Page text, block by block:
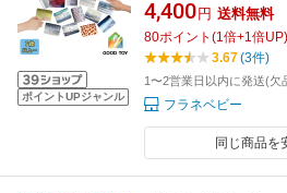
ポイントUPジャンル
ゼント 学習 生き物
防水 2024 グッドト
送料無料 ポイント2
4,400 円 送料無料
80ポイント (1倍+1倍UP)
3.67(3件)
1〜2営業日以内に発送(欠
フラネベビー
同じ商品を